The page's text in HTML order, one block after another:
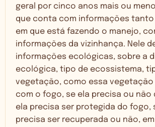
geral por cinco anos mais ou
que conta com informações tanto
em que está fazendo o manejo,
informações da vizinhança. Nele
informações ecológicas, sobre a
ecológica, tipo de ecossistema,
vegetação, como essa
com o fogo, se ela precisa ou não
ela precisa ser protegida do fogo,
precisa ser recuperada ou não,